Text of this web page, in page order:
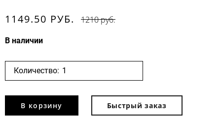
1149.50 РУБ. 1210 руб.
В наличии
Количество:
В корзину Быстрый заказ